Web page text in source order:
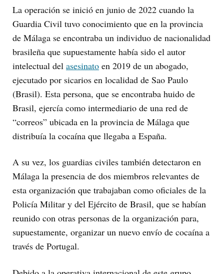
La operación se inició en junio de 2022 cuando la
Guardia Civil tuvo conocimiento que en la provincia
de Málaga se encontraba un individuo de nacionalidad
brasileña que supuestamente había sido el autor
intelectual del asesinato en 2019 de un abogado,
ejecutado por sicarios en localidad de Sao Paulo
(Brasil). Esta persona, que se encontraba huido de
Brasil, ejercía como intermediario de una red de
“correos” ubicada en la provincia de Málaga que
distribuía la cocaína que llegaba a España.
A su vez, los guardias civiles también detectaron en
Málaga la presencia de dos miembros relevantes de
esta organización que trabajaban como oficiales de la
Policía Militar y del Ejército de Brasil, que se habían
reunido con otras personas de la organización para,
supuestamente, organizar un nuevo envío de cocaína a
través de Portugal.